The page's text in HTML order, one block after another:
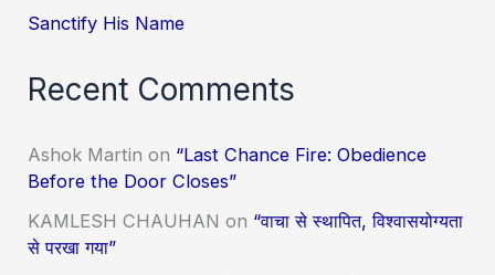
Sanctify His Name
Recent Comments
Ashok Martin on “Last Chance Fire: Obedience
Before the Door Closes”
KAMLESH CHAUHAN on “वाचा से स्थापित, विश्वासयोग्यता
से परखा गया”